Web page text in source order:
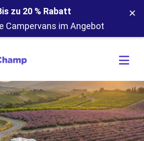
zu 20 % Rabatt
Campervans im Angebot
×